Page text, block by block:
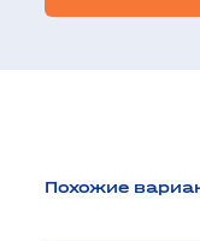
Похожие